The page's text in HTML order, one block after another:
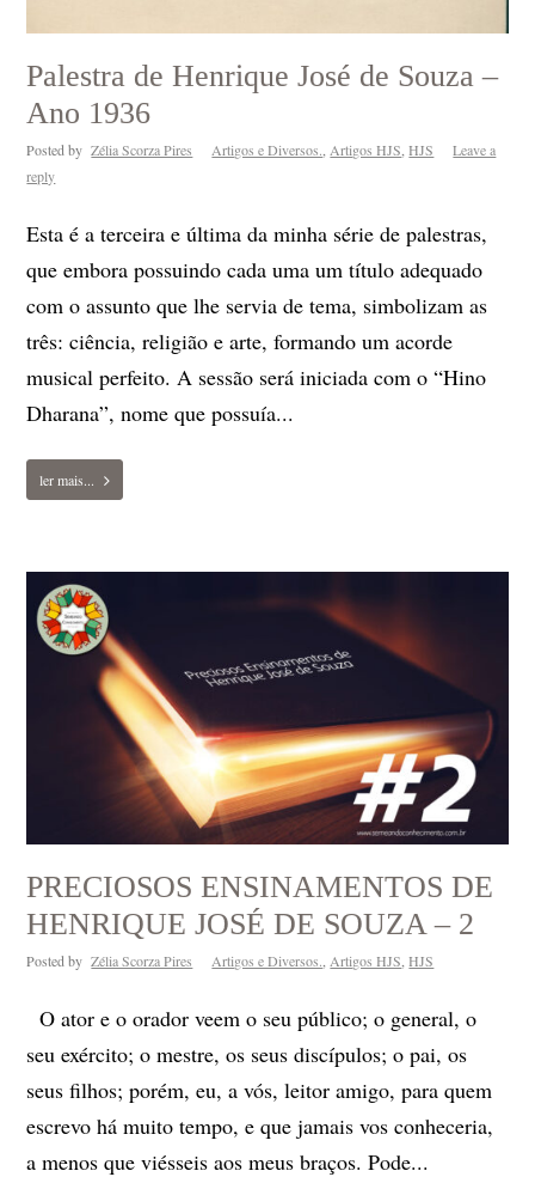
Palestra de Henrique José de Souza –
Ano 1936
Posted by Zélia Scorza Pires Artigos e Diversos. Artigos HJS ,HJS
Leave a
reply
Esta é a terceira e última da minha série de palestras,
que embora possuindo cada uma um título adequado
com o assunto que lhe servia de tema, simbolizam as
três: ciência, religião e arte, formando um acorde
musical perfeito. A sessão será iniciada com o “Hino
Dharana”, nome que possuía...
ler mais...
PRECIOSOS ENSINAMENTOS DE
HENRIQUE JOSÉ DE SOUZA – 2
Posted by Zélia Scorza Pires Artigos e Diversos. Artigos HJS ,HJS
O ator e o orador veem o seu público; o general, o
seu exército; o mestre, os seus discípulos; o pai, os
seus filhos; porém, eu, a vós, leitor amigo, para quem
escrevo há muito tempo, e que jamais vos conheceria,
a menos que viésseis aos meus braços. Pode...